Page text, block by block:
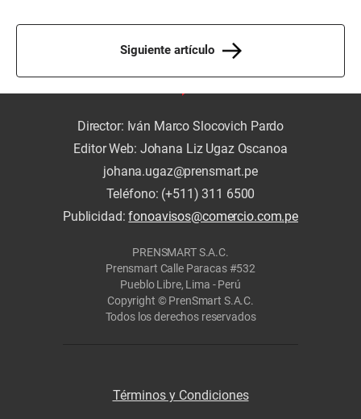
Siguiente artículo
Director: Iván Marco Slocovich Pardo
Editor Web: Johana Liz Ugaz Oscanoa
johana.ugaz@prensmart.pe
Teléfono: (+511) 311 6500
Publicidad:fonoavisos@comercio.com.pe
PRENSMART S.A.C.
Prensmart Calle Paracas #532
Pueblo Libre, Lima - Perú
Copyright © PrenSmart S.A.C.
Todos los derechos reservados
Términos y Condiciones